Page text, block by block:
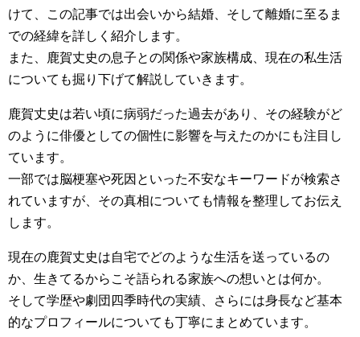
けて、この記事では出会いから結婚、そして離婚に至るま
での経緯を詳しく紹介します。
また、鹿賀丈史の息子との関係や家族構成、現在の私生活
についても掘り下げて解説していきます。
鹿賀丈史は若い頃に病弱だった過去があり、その経験がど
のように俳優としての個性に影響を与えたのかにも注目し
ています。
一部では脳梗塞や死因といった不安なキーワードが検索さ
れていますが、その真相についても情報を整理してお伝え
します。
現在の鹿賀丈史は自宅でどのような生活を送っているの
か、生きてるからこそ語られる家族への想いとは何か。
そして学歴や劇団四季時代の実績、さらには身長など基本
的なプロフィールについても丁寧にまとめています。